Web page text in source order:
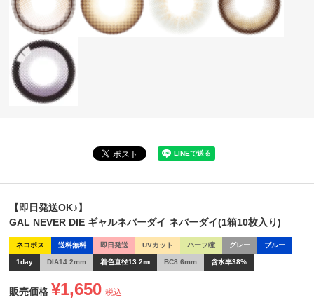
【即日発送OK♪】
GAL NEVER DIE ギャルネバーダイ ネバーダイ(1箱10枚入り)
ネコポス 送料無料 即日発送 UVカット ハーフ瞳 グレー ブルー
1day DIA14.2mm 着色直径13.2㎜ BC8.6mm 含水率38%
販売価格 ¥1,650 税込